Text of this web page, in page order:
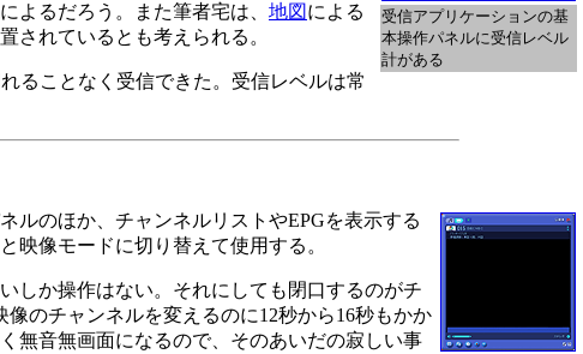
受信アプリケーションの基
本操作パネルに受信レベル
計がある
よるだろう。また筆者宅は、 地図 による
されているとも考えられる。
ることなく受信できた。受信レベルは常
のほか、チャンネルリストやEPGを表示する
映像モードに切り替えて使用する。
しか操作はない。それにしても閉口するのがチ
のチャンネルを変えるのに12秒から16秒もかか
無音無画面になるので、そのあいだの寂しい事